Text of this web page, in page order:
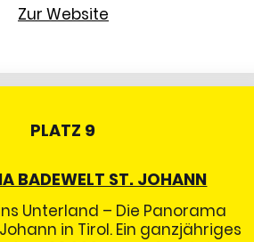
Zur Website
PLATZ 9
BADEWELT ST. JOHANN
Unterland – Die Panorama
in Tirol. Ein ganzjähriges